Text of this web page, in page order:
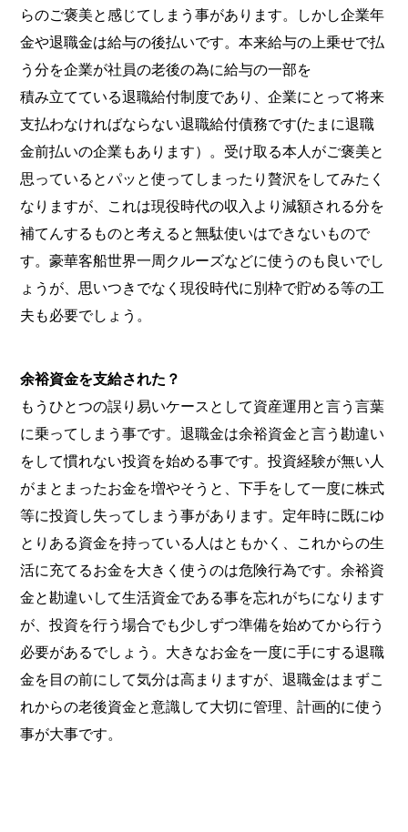
らのご褒美と感じてしまう事があります。しかし企業年
金や退職金は給与の後払いです。本来給与の上乗せで払
う分を企業が社員の老後の為に給与の一部を
積み立てている退職給付制度であり、企業にとって将来
支払わなければならない退職給付債務です(たまに退職
金前払いの企業もあります）。受け取る本人がご褒美と
思っているとパッと使ってしまったり贅沢をしてみたく
なりますが、これは現役時代の収入より減額される分を
補てんするものと考えると無駄使いはできないもので
す。豪華客船世界一周クルーズなどに使うのも良いでし
ょうが、思いつきでなく現役時代に別枠で貯める等の工
夫も必要でしょう。
余裕資金を支給された？
もうひとつの誤り易いケースとして資産運用と言う言葉
に乗ってしまう事です。退職金は余裕資金と言う勘違い
をして慣れない投資を始める事です。投資経験が無い人
がまとまったお金を増やそうと、下手をして一度に株式
等に投資し失ってしまう事があります。定年時に既にゆ
とりある資金を持っている人はともかく、これからの生
活に充てるお金を大きく使うのは危険行為です。余裕資
金と勘違いして生活資金である事を忘れがちになります
が、投資を行う場合でも少しずつ準備を始めてから行う
必要があるでしょう。大きなお金を一度に手にする退職
金を目の前にして気分は高まりますが、退職金はまずこ
れからの老後資金と意識して大切に管理、計画的に使う
事が大事です。